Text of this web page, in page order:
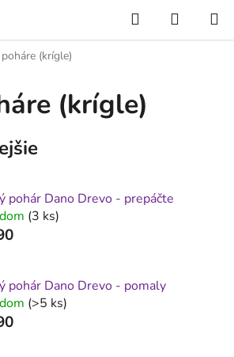
Hľadať
KOŠÍK
(krígle)
(krígle)
pohár Dano Drevo - prepáčte
(3 ks)
pohár Dano Drevo - pomaly
(>5 ks)